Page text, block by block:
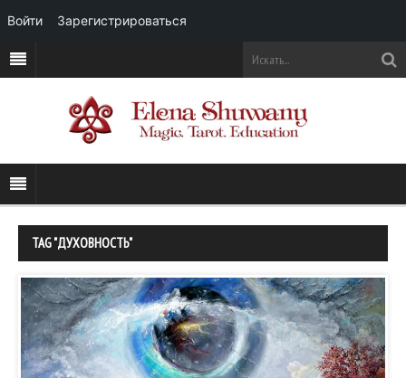
TAG "ДУХОВНОСТЬ"
Войти Зарегистрироваться